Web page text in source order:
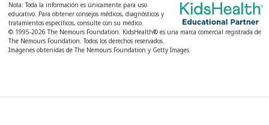
Nota: Toda la información es únicamente para uso
educativo. Para obtener consejos médicos, diagnósticos y
tratamientos específicos, consulte con su médico.
© 1995-2026 The Nemours Foundation. KidsHealth® es una marca comercial registrada de
The Nemours Foundation. Todos los derechos reservados.
Imágenes obtenidas de The Nemours Foundation y Getty Images.